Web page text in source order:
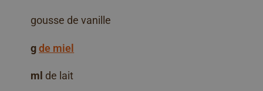
gousse de vanille
g de miel
ml de lait